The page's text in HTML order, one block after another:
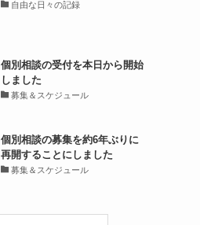
自由な日々の記録
個別相談の受付を本日から開始
しました
募集＆スケジュール
個別相談の募集を約6年ぶりに
再開することにしました
募集＆スケジュール